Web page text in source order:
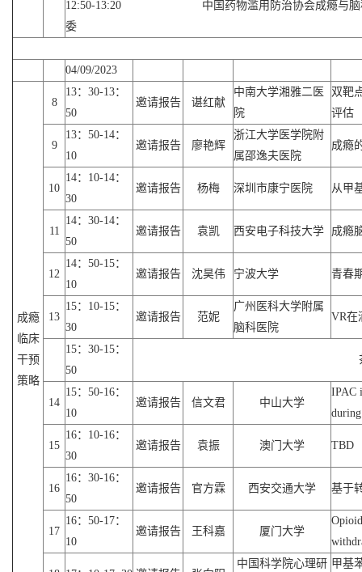
12:50-13:20 中国药物滥用防治协会成瘾
委
04/09/2023
成瘾
临床
干预
策略
8
13：30-13：
50
邀请报告 谌红献
中南大学湘雅二医
院
双靶
评估
9
13：50-14：
10
邀请报告 廖艳辉
浙江大学医学院附
属邵逸夫医院
成瘾
10
14：10-14：
30
邀请报告 杨梅 深圳市康宁医院 从甲
11
14：30-14：
50
邀请报告 袁凯 西安电子科技大学 成瘾
12
14：50-15：
10
邀请报告 沈昊伟 宁波大学 青春
13
15：10-15：
30
邀请报告 范妮
广州医科大学附属
脑科医院
VR在
15：30-15：
50
14
15：50-16：
10
邀请报告 信文君 中山大学
IPAC
15
16：10-16：
30
邀请报告 袁振 澳门大学 TBD
16
16：30-16：
50
邀请报告 官方霖 西安交通大学 基于
17
16：50-17：
10
邀请报告 王科嘉 厦门大学
中国科学院心理研 甲基